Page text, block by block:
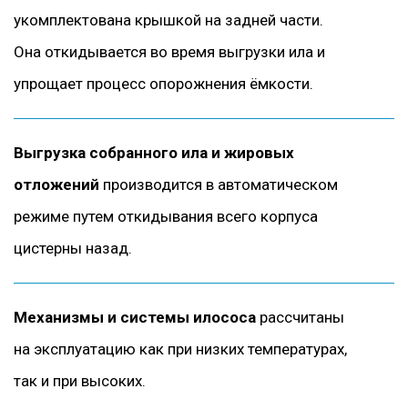
укомплектована крышкой на задней части.
Она откидывается во время выгрузки ила и
упрощает процесс опорожнения ёмкости.
Выгрузка собранного ила и жировых
отложений производится в автоматическом
режиме путем откидывания всего корпуса
цистерны назад.
Механизмы и системы илососа рассчитаны
на эксплуатацию как при низких температурах,
так и при высоких.